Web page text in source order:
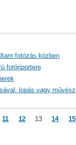
fotózás közben
fotóriportere
lopás vagy
11 12 13 14 15